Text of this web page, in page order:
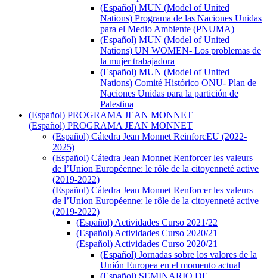
(Español) MUN (Model of United
Nations) Programa de las Naciones Unidas
para el Medio Ambiente (PNUMA)
(Español) MUN (Model of United
Nations) UN WOMEN- Los problemas de
la mujer trabajadora
(Español) MUN (Model of United
Nations) Comité Histórico ONU- Plan de
Naciones Unidas para la partición de
Palestina
(Español) PROGRAMA JEAN MONNET
(Español) PROGRAMA JEAN MONNET
(Español) Cátedra Jean Monnet ReinforcEU (2022-
2025)
(Español) Cátedra Jean Monnet Renforcer les valeurs
de l’Union Européenne: le rôle de la citoyenneté active
(2019-2022)
(Español) Cátedra Jean Monnet Renforcer les valeurs
de l’Union Européenne: le rôle de la citoyenneté active
(2019-2022)
(Español) Actividades Curso 2021/22
(Español) Actividades Curso 2020/21
(Español) Actividades Curso 2020/21
(Español) Jornadas sobre los valores de la
Unión Europea en el momento actual
(Español) SEMINARIO DE